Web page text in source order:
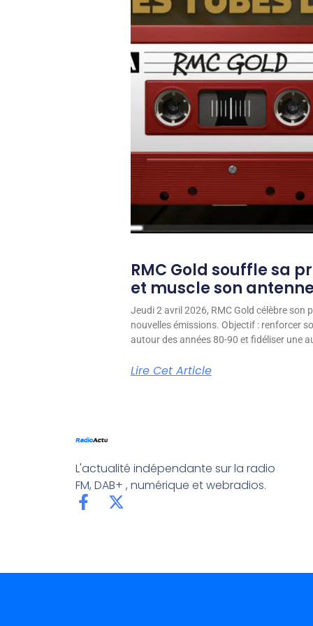
RMC Gold souffle sa
et muscle son
Jeudi 2 avril 2026, RMC Gold célèbre son
nouvelles émissions. Objectif : renforcer
autour des années 80-90 et fidéliser une
Lire Cet Article
L'actualité indépendante sur la radio
FM, DAB+ , numérique et webradios.